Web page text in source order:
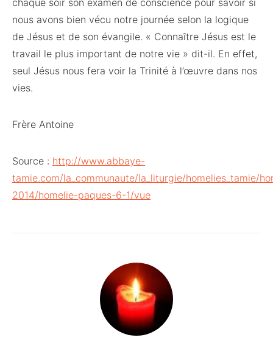
chaque soir son examen de conscience pour savoir si
nous avons bien vécu notre journée selon la logique
de Jésus et de son évangile. « Connaître Jésus est le
travail le plus important de notre vie » dit-il. En effet,
seul Jésus nous fera voir la Trinité à l’œuvre dans nos
vies.
Frère Antoine
Source : http://www.abbaye-
tamie.com/la_communaute/la_liturgie/homelies_tamie/
2014/homelie-paques-6-1/vue